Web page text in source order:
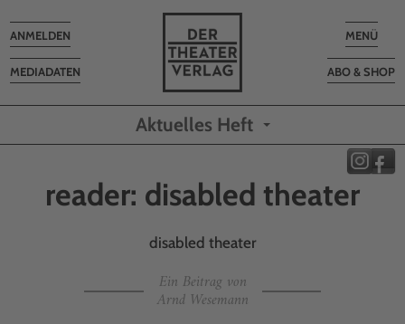
Toggle
MENÜ
ABO & SHOP
MEDIADATEN
Toggle
navigation
ANMELDEN
Aktuelles Heft
reader: disabled theater
disabled theater
Ein Beitrag von
Arnd Wesemann